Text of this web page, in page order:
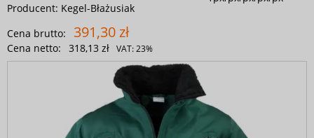
Producent: Kegel-Błażusiak
Cena brutto:
391,30 zł
Cena netto: 318,13 zł VAT:23%